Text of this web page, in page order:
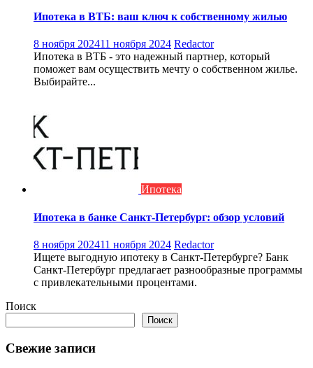
Ипотека в ВТБ: ваш ключ к собственному жилью
8 ноября 202411 ноября 2024 Redactor
Ипотека в ВТБ - это надежный партнер, который
поможет вам осуществить мечту о собственном жилье.
Выбирайте...
Ипотека
Ипотека в банке Санкт-Петербург: обзор условий
8 ноября 202411 ноября 2024 Redactor
Ищете выгодную ипотеку в Санкт-Петербурге? Банк
Санкт-Петербург предлагает разнообразные программы
с привлекательными процентами.
Поиск
Поиск
Свежие записи